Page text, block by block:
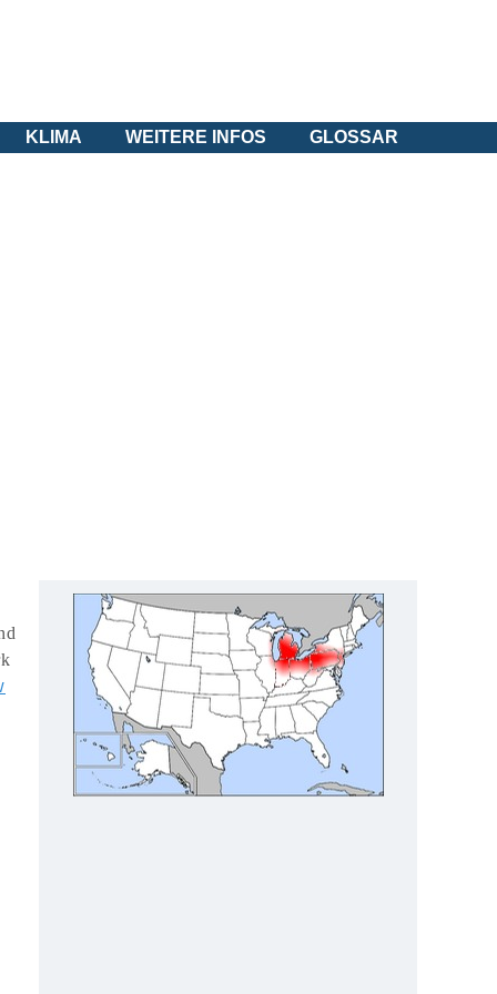
KLIMA WEITERE INFOS GLOSSAR